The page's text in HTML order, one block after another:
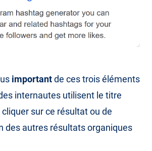
importantde ces trois éléments
internautes utilisent le titre
sur ce résultat ou de
des autres résultats organiques